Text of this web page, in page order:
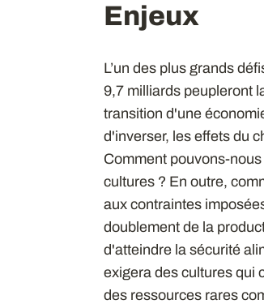
Enjeux
L’un des plus grands
9,7 milliards peupleront
transition d'une
d'inverser, les effets du
Comment pouvons-
cultures ? En outre,
aux contraintes
doublement de la
d'atteindre la sécurité
exigera des cultures qui
des ressources rares